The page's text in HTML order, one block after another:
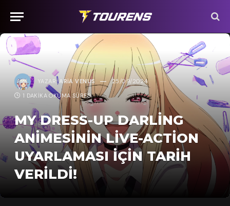
YAZAR: ARIA VENUS 25/09/2024
1 DAKIKA OKUMA SÜRESI
MY DRESS-UP DARLING
ANIMESININ LIVE-ACTION
UYARLAMASI İÇIN TARIH
VERILDI!